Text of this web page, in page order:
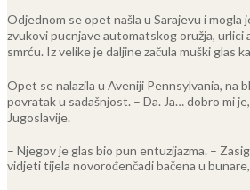
Odjednom se opet našla u Sarajevu i
zvukovi pucnjave automatskog oružja, urlici
smrću. Iz velike je daljine začula muški glas
Opet se nalazila u Aveniji Pennsylvania, na
povratak u sadašnjost. – Da. Ja… dobro mi
Jugoslavije.
– Njegov je glas bio pun entuzijazma. –
vidjeti tijela novorođenčadi bačena u